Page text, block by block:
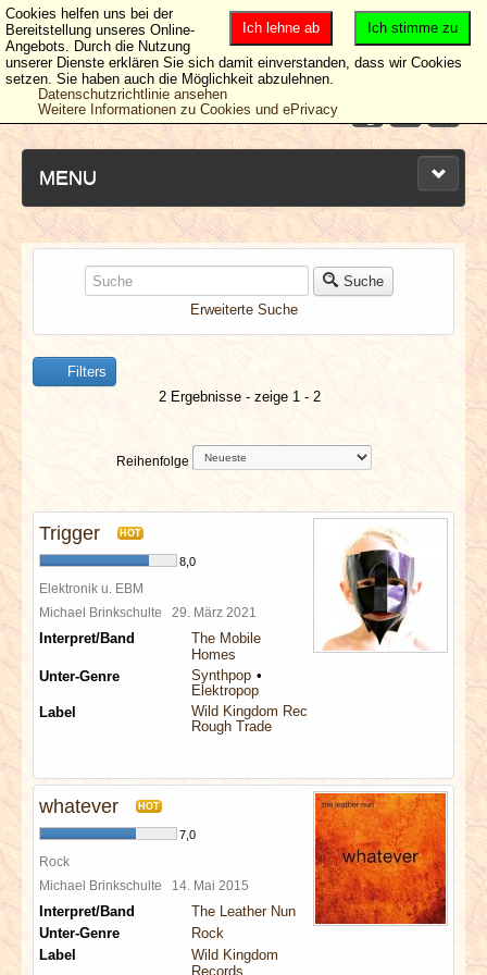
MENU
NEUESTE ARTIKEL
NEWS & DATES
BERICHTE
SPECIALS
REDAKTION
LINKS
Suche
Erweiterte Suche
Filters
2 Ergebnisse - zeige 1 - 2
Reihenfolge
Trigger HOT
8,0
Elektronik u. EBM
Michael Brinkschulte 29. März 2021
Interpret/Band
The Mobile
Homes
Unter-Genre
Synthpop
Elektropop
Label
Wild Kingdom Records
Rough Trade
whatever HOT
7,0
Rock
Michael Brinkschulte 14. Mai 2015
Interpret/Band
The Leather Nun
Unter-Genre
Rock
Label
Wild Kingdom
Records
Ich stimme zu
Ich lehne ab
Cookies helfen uns bei der
Bereitstellung unseres Online-
Angebots. Durch die Nutzung
unserer Dienste erklären Sie sich damit einverstanden, dass wir Cookies
setzen. Sie haben auch die Möglichkeit abzulehnen.
Datenschutzrichtlinie ansehen
Weitere Informationen zu Cookies und ePrivacy